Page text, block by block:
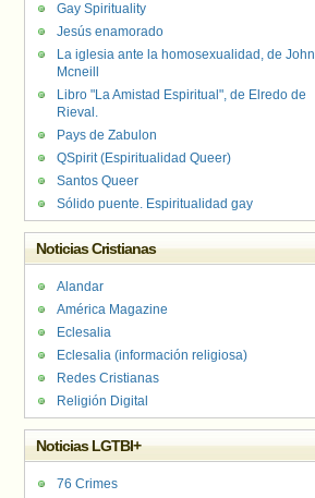
Gay Spirituality
Jesús enamorado
La iglesia ante la homosexualidad, de John
Mcneill
Libro "La Amistad Espiritual", de Elredo de
Rieval.
Pays de Zabulon
QSpirit (Espiritualidad Queer)
Santos Queer
Sólido puente. Espiritualidad gay
Noticias Cristianas
Alandar
América Magazine
Eclesalia
Eclesalia (información religiosa)
Redes Cristianas
Religión Digital
Noticias LGTBI+
76 Crimes